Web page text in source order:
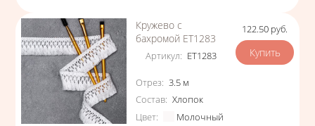
Кружево с
бахромой ЕТ1283
Артикул: ЕТ1283
Характеристики
Отрез: 3.5 м
Состав: Хлопок
Цвет:
Молочный
Цена
122.50 руб.